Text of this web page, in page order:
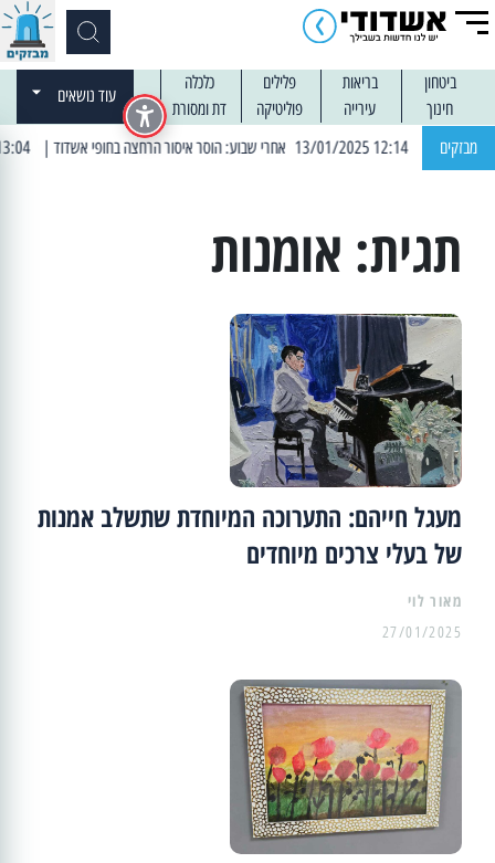
ביטחון בריאות פלילים
כלכלה
חינוך
עירייה פוליטיקה דת ומסורת
עוד נושאים
מבזקים| 12:14 13/01/2025 אחרי שבוע: הוסר איסור הרחצה בחופי אשדוד | 13:04 14/01/2025 עובדים בלילות: עבודות קרצוף וריבוד אספלט
תגית: אומנות
מעגל חייהם: התערוכה המיוחדת שתשלב אמנות
של בעלי צרכים מיוחדים
מאור לוי
27/01/2025